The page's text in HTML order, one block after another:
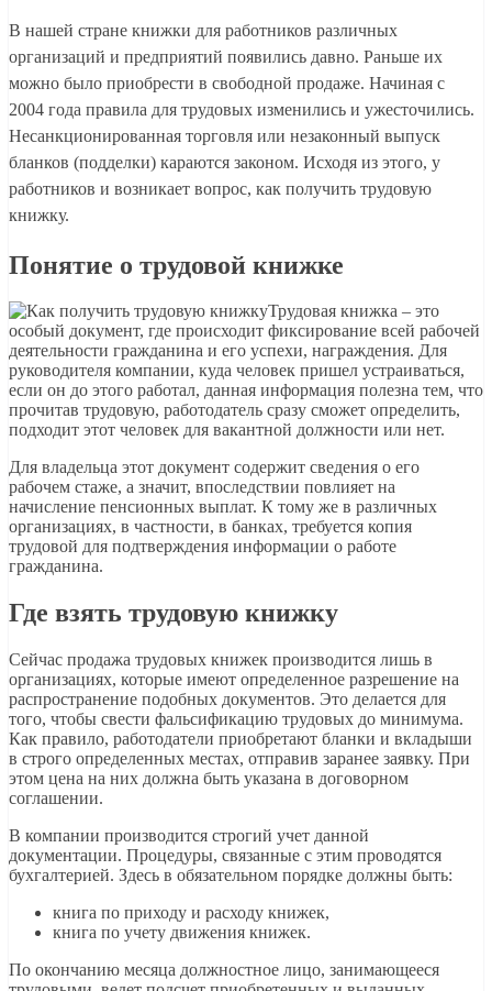
В нашей стране книжки для работников различных
организаций и предприятий появились давно. Раньше их
можно было приобрести в свободной продаже. Начиная с
2004 года правила для трудовых изменились и ужесточились.
Несанкционированная торговля или незаконный выпуск
бланков (подделки) караются законом. Исходя из этого, у
работников и возникает вопрос, как получить трудовую
книжку.
Понятие о трудовой книжке
Трудовая книжка – это
особый документ, где происходит фиксирование всей рабочей
деятельности гражданина и его успехи, награждения. Для
руководителя компании, куда человек пришел устраиваться,
если он до этого работал, данная информация полезна тем, что
прочитав трудовую, работодатель сразу сможет определить,
подходит этот человек для вакантной должности или нет.
Для владельца этот документ содержит сведения о его
рабочем стаже, а значит, впоследствии повлияет на
начисление пенсионных выплат. К тому же в различных
организациях, в частности, в банках, требуется копия
трудовой для подтверждения информации о работе
гражданина.
Где взять трудовую книжку
Сейчас продажа трудовых книжек производится лишь в
организациях, которые имеют определенное разрешение на
распространение подобных документов. Это делается для
того, чтобы свести фальсификацию трудовых до минимума.
Как правило, работодатели приобретают бланки и вкладыши
в строго определенных местах, отправив заранее заявку. При
этом цена на них должна быть указана в договорном
соглашении.
В компании производится строгий учет данной
документации. Процедуры, связанные с этим проводятся
бухгалтерией. Здесь в обязательном порядке должны быть:
книга по приходу и расходу книжек,
книга по учету движения книжек.
По окончанию месяца должностное лицо, занимающееся